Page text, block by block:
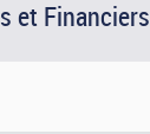
et Financiers